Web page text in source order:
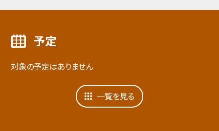
予定
対象の予定はありません
一覧を見る